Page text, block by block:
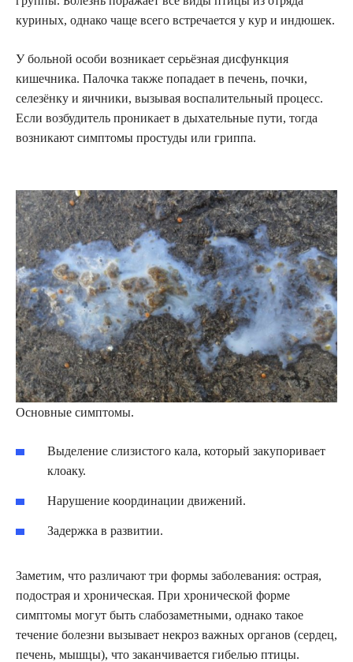
куриных, однако чаще всего встречается у кур и индюшек.
У больной особи возникает серьёзная дисфункция
кишечника. Палочка также попадает в печень, почки,
селезёнку и яичники, вызывая воспалительный процесс.
Если возбудитель проникает в дыхательные пути, тогда
возникают симптомы простуды или гриппа.
Основные симптомы.
Выделение слизистого кала, который закупоривает
клоаку.
Нарушение координации движений.
Задержка в развитии.
Заметим, что различают три формы заболевания: острая,
подострая и хроническая. При хронической форме
симптомы могут быть слабозаметными, однако такое
течение болезни вызывает некроз важных органов (сердец,
печень, мышцы), что заканчивается гибелью птицы.